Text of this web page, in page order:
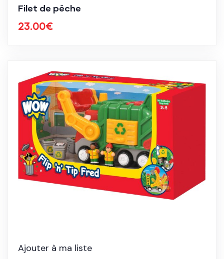
Filet de pêche
23.00€
Ajouter à ma liste